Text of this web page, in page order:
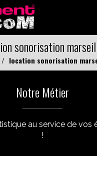
sonorisation
location sonorisation
Notre Métier
au service de vos
!